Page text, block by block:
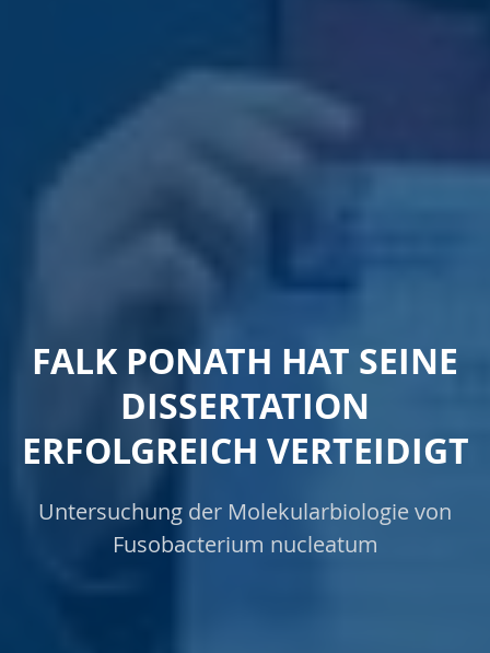
FALK PONATH HAT SEINE
DISSERTATION
ERFOLGREICH VERTEIDIGT
Untersuchung der Molekularbiologie von
Fusobacterium nucleatum